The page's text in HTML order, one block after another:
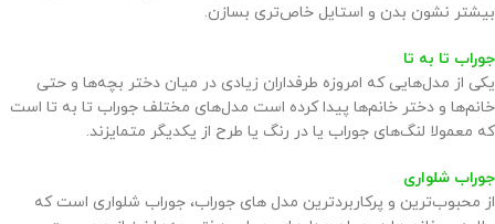
بیشتر نشون بدن و استایل خاص‌تری بسازن.
جوراب تا به تا
یکی از مدل‌هایی که امروزه طرفداران زیادی در میان دختر بچه‌ها و حتی
خانم‌ها و دختر خانم‌ها پیدا کرده است مدل‌های مختلف جوراب تا به تا است
که معمولا لنگ‌های جوراب یا در رنگ یا طرح از یکدیگر متمایزند.
جوراب شلواری
از محبوب‌ترین و پرکاربرد‌ترین مدل های جوراب، جوراب شلواری است که